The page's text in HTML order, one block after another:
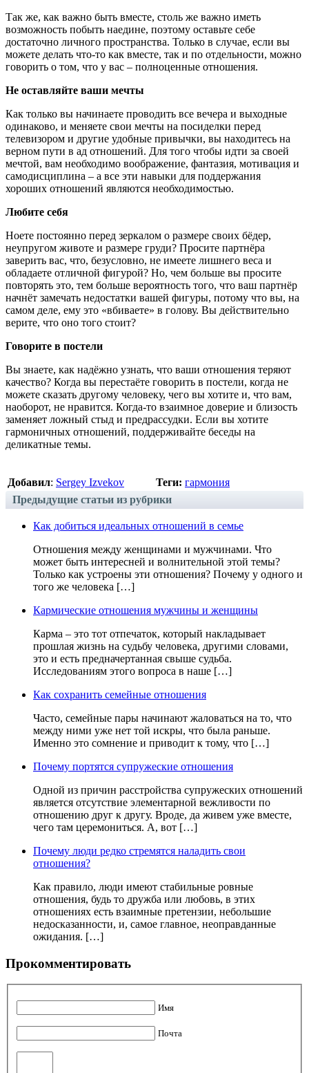
Так же, как важно быть вместе, столь же важно иметь
возможность побыть наедине, поэтому оставьте себе
достаточно личного пространства. Только в случае, если вы
можете делать что-то как вместе, так и по отдельности, можно
говорить о том, что у вас – полноценные отношения.
Не оставляйте ваши мечты
Как только вы начинаете проводить все вечера и выходные
одинаково, и меняете свои мечты на посиделки перед
телевизором и другие удобные привычки, вы находитесь на
верном пути в ад отношений. Для того чтобы идти за своей
мечтой, вам необходимо воображение, фантазия, мотивация и
самодисциплина – а все эти навыки для поддержания
хороших отношений являются необходимостью.
Любите себя
Ноете постоянно перед зеркалом о размере своих бёдер,
неупругом животе и размере груди? Просите партнёра
заверить вас, что, безусловно, не имеете лишнего веса и
обладаете отличной фигурой? Но, чем больше вы просите
повторять это, тем больше вероятность того, что ваш партнёр
начнёт замечать недостатки вашей фигуры, потому что вы, на
самом деле, ему это «вбиваете» в голову. Вы действительно
верите, что оно того стоит?
Говорите в постели
Вы знаете, как надёжно узнать, что ваши отношения теряют
качество? Когда вы перестаёте говорить в постели, когда не
можете сказать другому человеку, чего вы хотите и, что вам,
наоборот, не нравится. Когда-то взаимное доверие и близость
заменяет ложный стыд и предрассудки. Если вы хотите
гармоничных отношений, поддерживайте беседы на
деликатные темы.
Добавил: Sergey Izvekov Теги: гармония
Предыдущие статьи из рубрики
Как добиться идеальных отношений в семье
Отношения между женщинами и мужчинами. Что
может быть интересней и волнительной этой темы?
Только как устроены эти отношения? Почему у одного и
того же человека […]
Кармические отношения мужчины и женщины
Карма – это тот отпечаток, который накладывает
прошлая жизнь на судьбу человека, другими словами,
это и есть предначертанная свыше судьба.
Исследованиям этого вопроса в наше […]
Как сохранить семейные отношения
Часто, семейные пары начинают жаловаться на то, что
между ними уже нет той искры, что была раньше.
Именно это сомнение и приводит к тому, что […]
Почему портятся супружеские отношения
Одной из причин расстройства супружеских отношений
является отсутствие элементарной вежливости по
отношению друг к другу. Вроде, да живем уже вместе,
чего там церемониться. А, вот […]
Почему люди редко стремятся наладить свои
отношения?
Как правило, люди имеют стабильные ровные
отношения, будь то дружба или любовь, в этих
отношениях есть взаимные претензии, небольшие
недосказанности, и, самое главное, неоправданные
ожидания. […]
Прокомментировать
Имя
Почта